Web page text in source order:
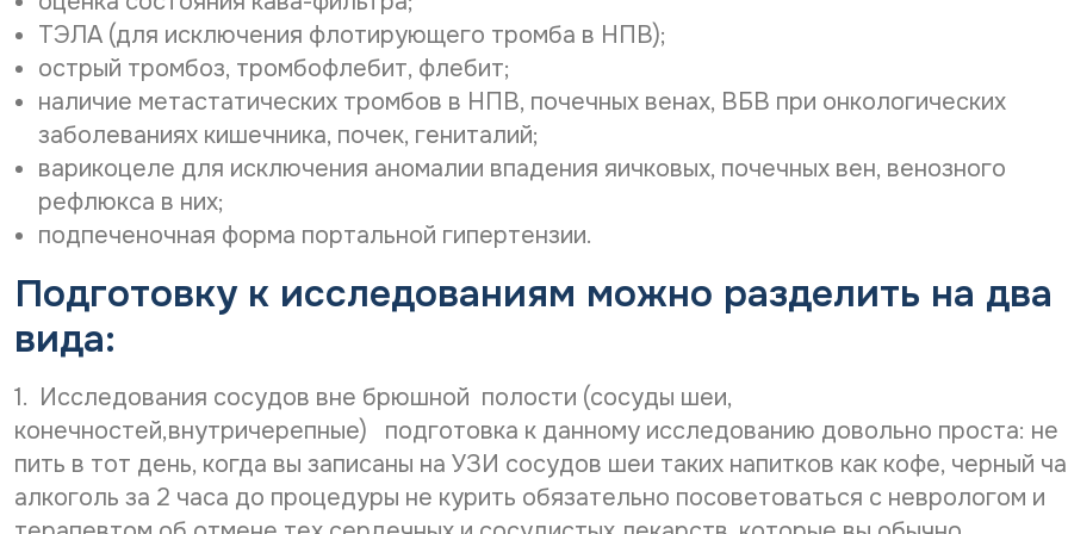
ТЭЛА (для исключения флотирующего тромба в НПВ);
острый тромбоз, тромбофлебит, флебит;
наличие метастатических тромбов в НПВ, почечных венах, ВБВ при онкологических
заболеваниях кишечника, почек, гениталий;
варикоцеле для исключения аномалии впадения яичковых, почечных вен, венозного
рефлюкса в них;
подпеченочная форма портальной гипертензии.
Подготовку к исследованиям можно разделить на два
вида:
1. Исследования сосудов вне брюшной полости (сосуды шеи,
конечностей,внутричерепные) подготовка к данному исследованию довольно проста: не
пить в тот день, когда вы записаны на УЗИ сосудов шеи таких напитков как кофе, черный
алкоголь за 2 часа до процедуры не курить обязательно посоветоваться с неврологом и